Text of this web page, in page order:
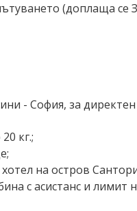
(доплаща
- София, за
кг.;
на остров
с асистанс и лимит